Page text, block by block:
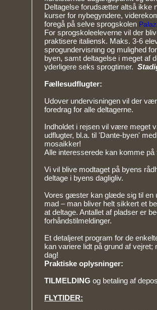
Deltagelse forudsætter altså ikke
kurser for nybegyndere,
foregå på selve sprogskolen
For sprogskoleeleverne vil der
praktisere italiensk. Maks. 3-6
sprogundervisning og mulighed
byen, samt deltagelse i meget af
yderligere seks sprogtimer.
Fællesudflugter:
Udover undervisningen vil der
foredrag for alle deltagerne.
Indholdet i rejsen vil være meget
udflugter, bl.a. til 'Dante-byen'
mosaikker!
Alle interesserede kan komme på
Vi vil blive modtaget på byens
deltage i byens dagligliv.
Vores gæster kan glæde sig til en
mad – man bliver helt sikkert et
at deltage. Antallet af pladser er
forhåndstilmeldinger.
Et detaljeret program for de
kan variere lidt på grund af
dag!
Praktiske oplysninger:
TILMELDING og betaling af
FLYTIDER: